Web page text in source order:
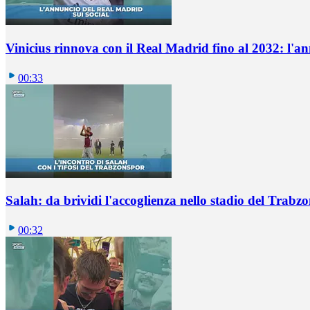
Vinicius rinnova con il Real Madrid fino al 2032:
00:33
Salah: da brividi l'accoglienza nello stadio del
00:32